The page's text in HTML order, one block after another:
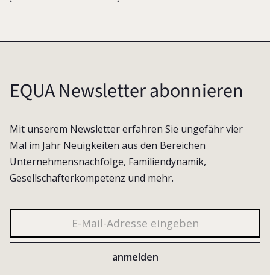
EQUA Newsletter abonnieren
Mit unserem Newsletter erfahren Sie ungefähr vier
Mal im Jahr Neuigkeiten aus den Bereichen
Unternehmensnachfolge, Familiendynamik,
Gesellschafterkompetenz und mehr.